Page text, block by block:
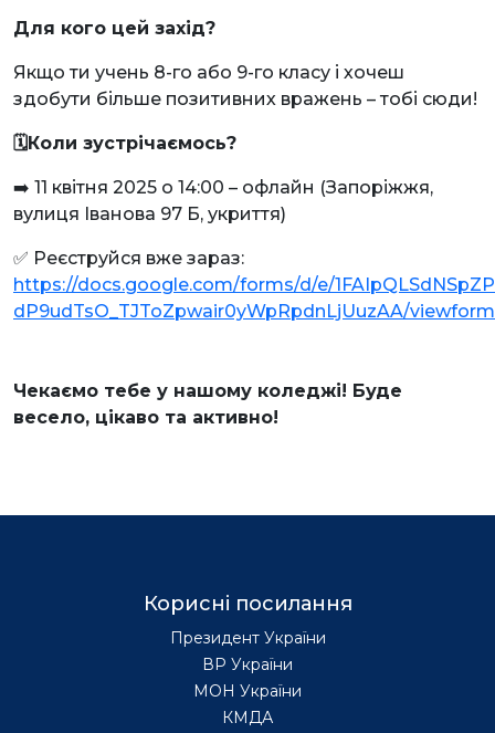
Для кого цей захід?
Якщо ти учень 8-го або 9-го класу і хочеш
здобути більше позитивних вражень – тобі сюди!
🗓Коли зустрічаємось?
➡️ 11 квітня 2025 о 14:00 – офлайн (Запоріжжя,
вулиця Іванова 97 Б, укриття)
✅ Реєструйся вже зараз:
https://docs.google.com/forms/d/e/
dP9udTsO_TJToZpwair0yWpRpdnLjUuzAA/viewform
Чекаємо тебе у нашому коледжі! Буде
весело, цікаво та активно!
Корисні посилання
Президент України
ВР України
МОН України
КМДА